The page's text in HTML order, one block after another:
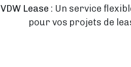
VDW Lease : Un service
pour vos projets de